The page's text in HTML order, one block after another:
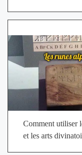
Comment utiliser
et les arts